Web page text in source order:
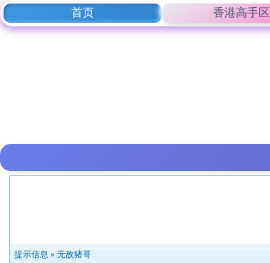
首页 香港高手区
提示信息 »无敌猪哥